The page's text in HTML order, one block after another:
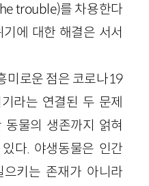
trouble)를 차용한다
에 대한 해결은 서서
미로운 점은 코로나19
라는 연결된 두 문제
물의 생존까지 얽혀
다. 야생동물은 인간
키는 존재가 아니라